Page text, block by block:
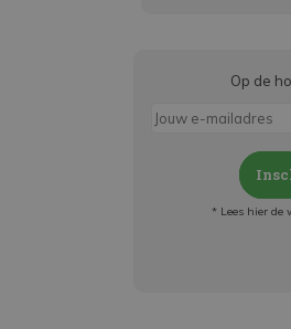
Op de
* Lees hier de